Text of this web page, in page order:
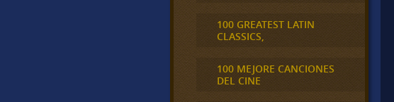
100 GREATEST LATIN
CLASSICS,
100 MEJORE CANCIONES
DEL CINE